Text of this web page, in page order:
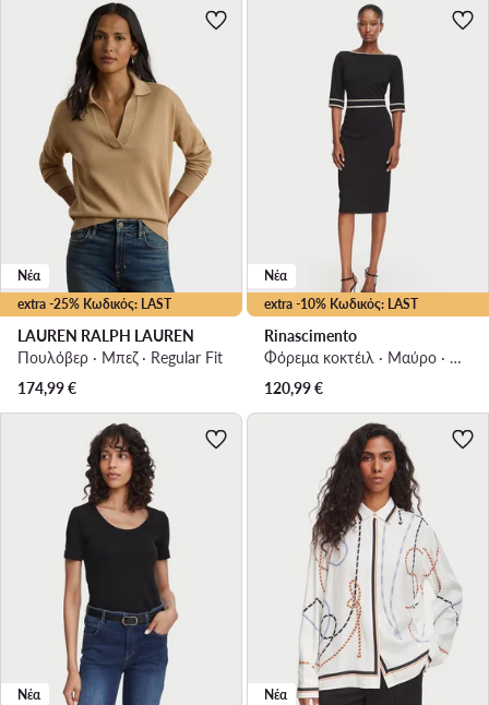
extra -25% Κωδικός: LAST
Νέα
LAUREN RALPH LAUREN
Πουλόβερ · Μπεζ · Regular Fit
174,99€
extra -10% Κωδικός: LAST
Νέα
Rinascimento
Φόρεμα κοκτέιλ · Μαύρο · Midi
120,99€
Νέα Νέα